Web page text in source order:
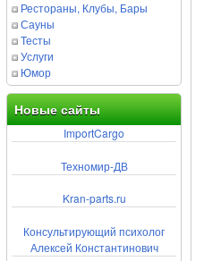
Рестораны, Клубы, Бары
Сауны
Тесты
Услуги
Юмор
Новые сайты
ImportCargo
Техномир-ДВ
Kran-parts.ru
Консультирующий психолог
Алексей Константинович